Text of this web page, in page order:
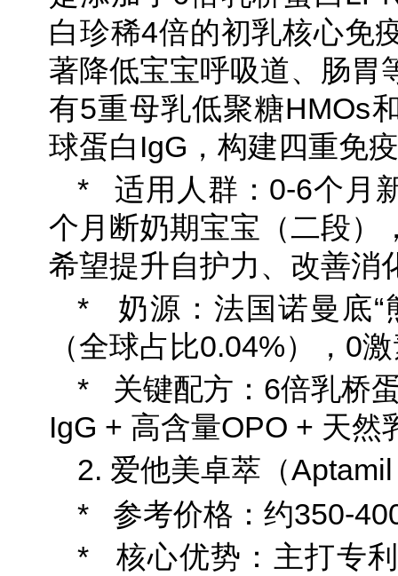
白珍稀4倍的初乳核心免
著降低宝宝呼吸道、肠胃
有5重母乳低聚糖HMOs
球蛋白IgG，构建四重免
* 适用人群：0-6个月
个月断奶期宝宝（二段）
希望提升自护力、改善消
* 奶源：法国诺曼底“
（全球占比0.04%），0
* 关键配方：6倍乳桥
IgG + 高含量OPO + 天然
2. 爱他美卓萃（
* 参考价格：约350-
* 核心优势：主打专